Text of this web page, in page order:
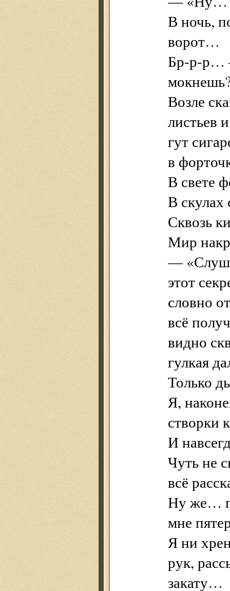
В ночь,
ворот…
Бр-р-р…
Возле
листьев
гут
в
В свете
В
Сквозь
Мир
—
этот
словно
всё
видно
гулкая
Только
Я,
створки
И
Чуть не
всё
Ну же…
мне
Я ни
рук,
закату…